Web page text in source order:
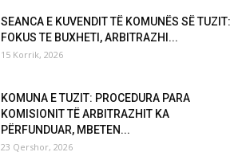
SEANCA E KUVENDIT TË KOMUNËS SË TUZIT:
FOKUS TE BUXHETI, ARBITRAZHI...
15 Korrik, 2026
KOMUNA E TUZIT: PROCEDURA PARA
KOMISIONIT TË ARBITRAZHIT KA
PËRFUNDUAR, MBETEN...
23 Qershor, 2026